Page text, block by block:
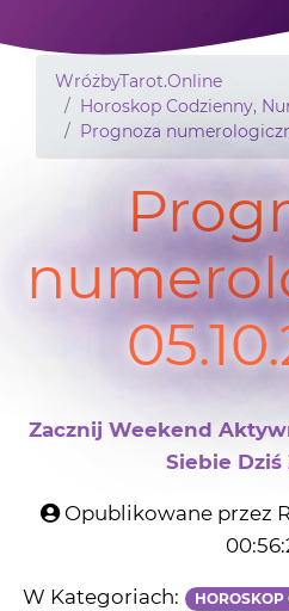
WróżbyTarot.Online
Horoskop Codzienny,
Prognoza
Zacznij Weekend
Siebie Dziś
Opublikowane przez
W Kategoriach: HOROSKOP